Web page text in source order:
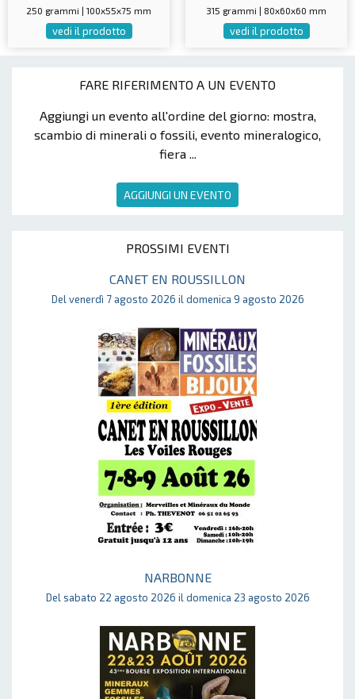
FARE RIFERIMENTO A UN EVENTO
Aggiungi un evento all'ordine del giorno: mostra,
scambio di minerali o fossili, evento mineralogico,
fiera ...
AGGIUNGI UN EVENTO
PROSSIMI EVENTI
CANET EN ROUSSILLON
Del venerdì 7 agosto 2026 il domenica 9 agosto 2026
NARBONNE
Del sabato 22 agosto 2026 il domenica 23 agosto 2026
250 grammi | 100x55x75 mm
vedi il prodotto
315 grammi | 80x60x60 mm
vedi il prodotto